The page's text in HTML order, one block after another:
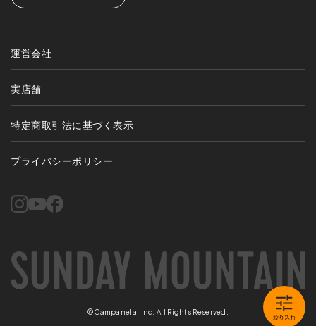
運営会社
実店舗
特定商取引法に基づく表示
プライバシーポリシー
©Campanela, Inc. All Rights Reserved.